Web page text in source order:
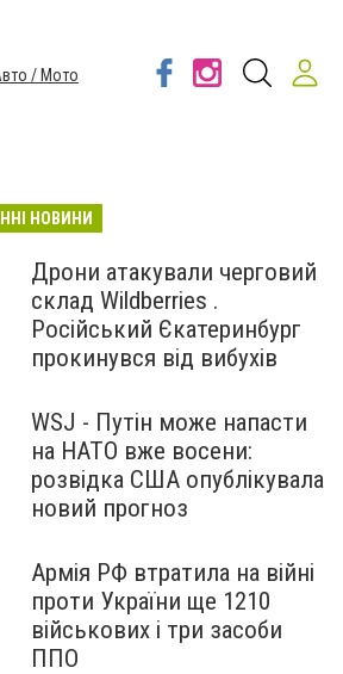
/ Мото
НОВИНИ
Дрони атакували черговий
склад Wildberries .
Російський Єкатеринбург
прокинувся від вибухів
WSJ - Путін може напасти
на НАТО вже восени:
розвідка США опублікувала
новий прогноз
Армія РФ втратила на війні
проти України ще 1210
військових і три засоби
ППО